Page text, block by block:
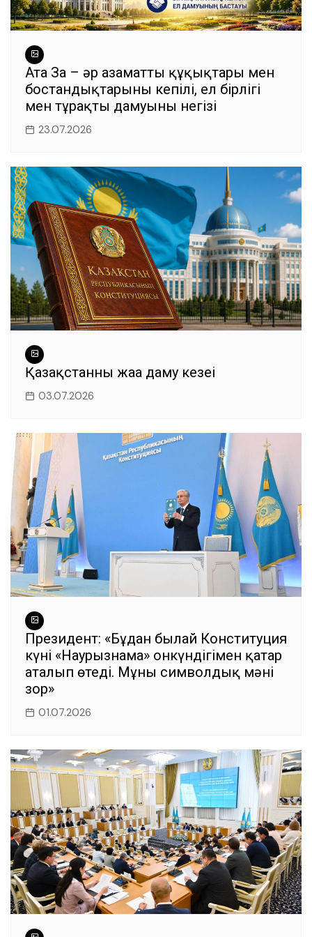
Ата Заң – әр азаматтың құқықтары мен
бостандықтарының кепілі, ел бірлігі
мен тұрақты дамуының негізі
23.07.2026
Қазақстанның жаңа даму кезеңі
03.07.2026
Президент: «Бұдан былай Конституция
күні «Наурызнама» онкүндігімен қатар
аталып өтеді. Мұның символдық мәні
зор»
01.07.2026